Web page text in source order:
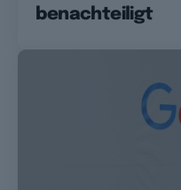
benachteiligt